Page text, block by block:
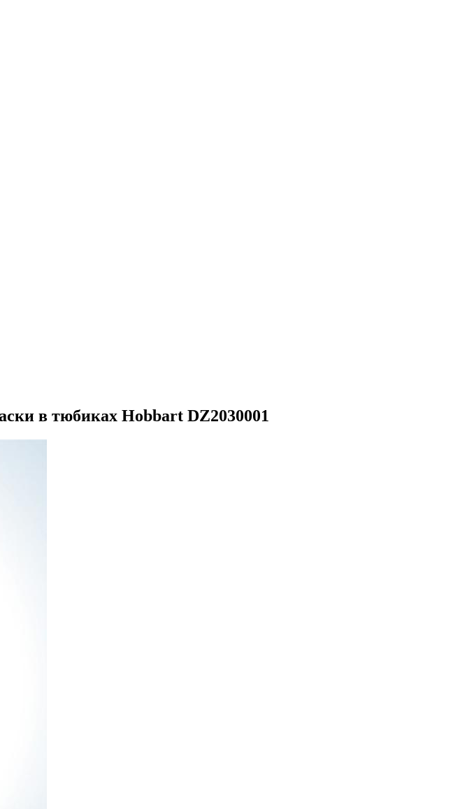
в тюбиках Hobbart DZ2030001